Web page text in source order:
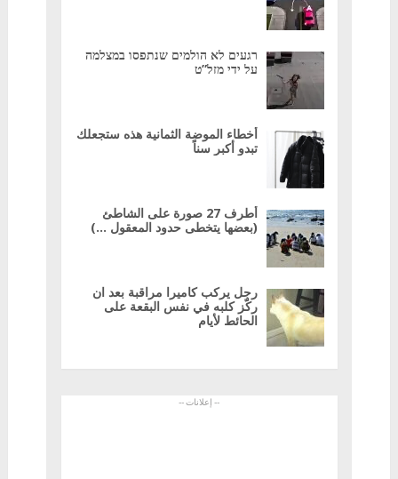
רגעים לא הולמים שנתפסו במצלמה
על ידי מזל”ט
أخطاء الموضة الثمانية هذه ستجعلك
تبدو أكبر سناً
أطرف 27 صورة على الشاطئ
(بعضها يتخطى حدود المعقول …)
رجل يركب كاميرا مراقبة بعد ان
ركّز كلبه في نفس البقعة على
الحائط لأيام